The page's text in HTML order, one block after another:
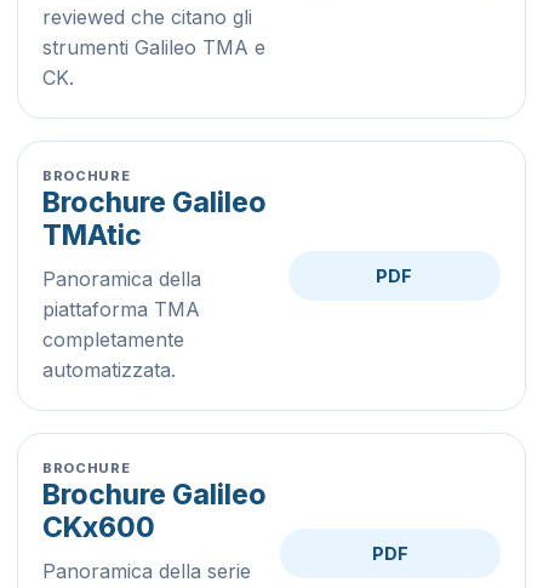
reviewed che citano gli
strumenti Galileo TMA e
CK.
BROCHURE
Brochure Galileo
TMAtic
Panoramica della
piattaforma TMA
completamente
automatizzata.
PDF
BROCHURE
Brochure Galileo
CKx600
Panoramica della serie
PDF